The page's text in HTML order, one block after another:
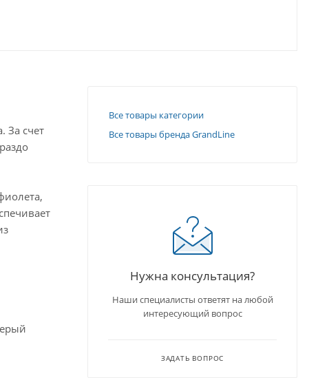
За счет
Все товары категории
Все товары бренда GrandLine
Нужна консультация?
Наши специалисты ответят на любой
интересующий вопрос
ЗАДАТЬ ВОПРОС